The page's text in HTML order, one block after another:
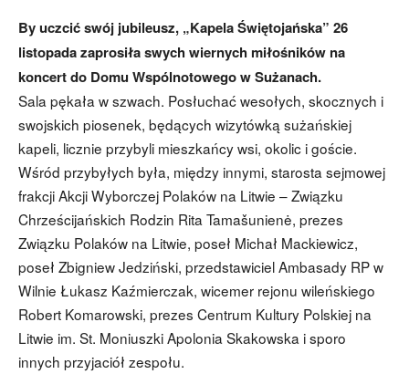
By uczcić swój jubileusz, „Kapela Świętojańska” 26
listopada zaprosiła swych wiernych miłośników na
koncert do Domu Wspólnotowego w Sużanach.
Sala pękała w szwach. Posłuchać wesołych, skocznych i
swojskich piosenek, będących wizytówką sużańskiej
kapeli, licznie przybyli mieszkańcy wsi, okolic i goście.
Wśród przybyłych była, między innymi, starosta sejmowej
frakcji Akcji Wyborczej Polaków na Litwie – Związku
Chrześcijańskich Rodzin Rita Tamašunienė, prezes
Związku Polaków na Litwie, poseł Michał Mackiewicz,
poseł Zbigniew Jedziński, przedstawiciel Ambasady RP w
Wilnie Łukasz Kaźmierczak, wicemer rejonu wileńskiego
Robert Komarowski, prezes Centrum Kultury Polskiej na
Litwie im. St. Moniuszki Apolonia Skakowska i sporo
innych przyjaciół zespołu.